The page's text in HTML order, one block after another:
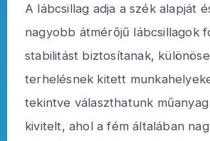
A lábcsillag adja a szék alapját
nagyobb átmérőjű lábcsillagok
stabilitást biztosítanak,
terhelésnek kitett
tekintve választhatunk
kivitelt, ahol a fém általában